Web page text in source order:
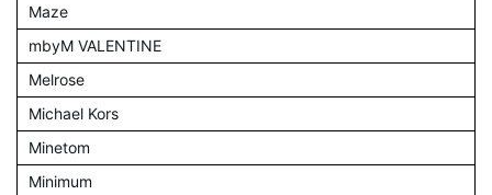
Maze
mbyM VALENTINE
Melrose
Michael Kors
Minetom
Minimum